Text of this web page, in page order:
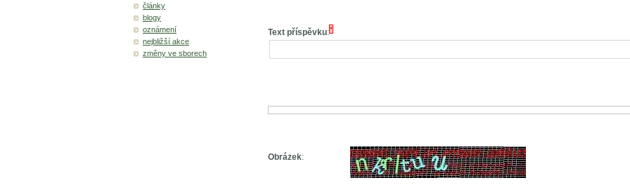
články
blogy
oznámení
nejbližší akce
změny ve sborech
Text příspěvku:*
Obrázek: